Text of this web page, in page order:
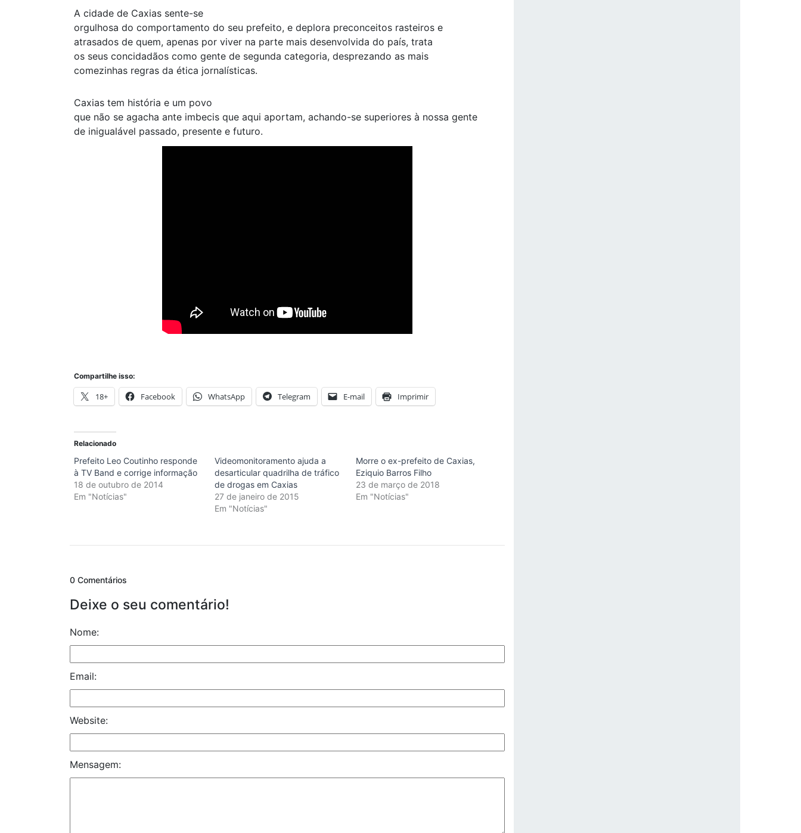
A cidade de Caxias sente-se
orgulhosa do comportamento do seu prefeito, e deplora preconceitos rasteiros e
atrasados de quem, apenas por viver na parte mais desenvolvida do país, trata
os seus concidadãos como gente de segunda categoria, desprezando as mais
comezinhas regras da ética jornalísticas.
Caxias tem história e um povo
que não se agacha ante imbecis que aqui aportam, achando-se superiores à nossa gente
de inigualável passado, presente e futuro.
Compartilhe isso:
18+ Facebook WhatsApp Telegram E-mail Imprimir
Relacionado
Prefeito Leo Coutinho responde
à TV Band e corrige informação
18 de outubro de 2014
Em "Notícias"
Videomonitoramento ajuda a
desarticular quadrilha de tráfico
de drogas em Caxias
27 de janeiro de 2015
Em "Notícias"
Morre o ex-prefeito de Caxias,
Eziquio Barros Filho
23 de março de 2018
Em "Notícias"
0 Comentários
Deixe o seu comentário!
Nome:
Email:
Website:
Mensagem: